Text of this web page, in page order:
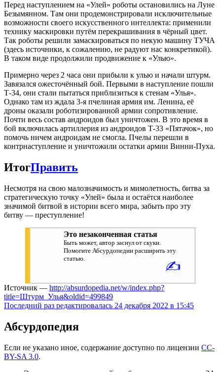
Перед наступлением на «Улей» роботы остановились на Луне
Безымянном. Там они продемонстрировали исключительные
возможности своего искусственного интеллекта: применили
технику маскировки путём перекрашивания в чёрный цвет.
Так роботы решили замаскироваться по некую машину ТУЧА
(здесь источники, к сожалению, не радуют нас конкретикой).
В таком виде продолжили продвижение к «Улью».
Примерно через 2 часа они прибыли к улью и начали штурм.
Завязался ожесточённый бой. Первыми в наступление пошли
Т-34, они стали пытаться приблизиться к стенам «Улья».
Однако там из ждала 3-я пчелиная армия им. Ленина, еë
дроны оказали роботизированной армии сопротивление.
Почти весь состав андроидов был уничтожен. В это время в
бой включилась артиллерия из андроидов Т-33 «Пятачок», но
помочь ничем андроидам не смогла. Пчелы перешли в
контрнаступление и уничтожили остатки армии Винни-Пуха.
ИтогПравить
Несмотря на свою малозначимость и мимолетность, битва за
стратегическую точку «Улей» была и остаётся наиболее
значимой битвой в истории всего мира, забыть про эту
битву — преступление!
Это незаконченная статья
Быть может, автор заснул от скуки.
Помогите Абсурдопедии расширить эту
статью.
✍
Источник — http://absurdopedia.net/w/index.php?
title=Штурм_Улья&oldid=499849
Последний раз редактировалась 24 декабря 2022 в 15:45
Абсурдопедия
Если не указано иное, содержание доступно по лицензии CC-
BY-SA 3.0.